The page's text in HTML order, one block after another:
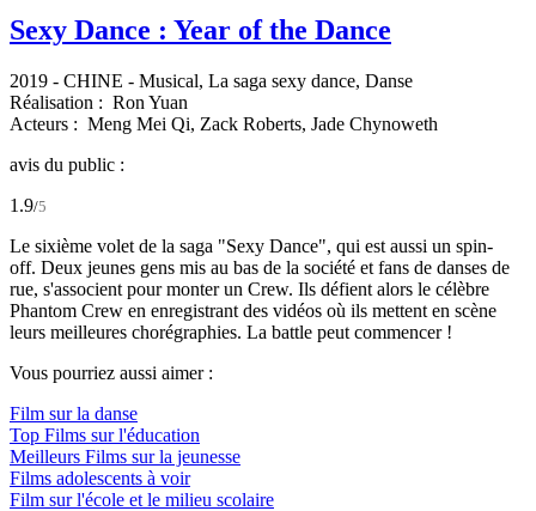
Sexy Dance : Year of the Dance
2019 - CHINE - Musical, La saga sexy dance, Danse
Réalisation : Ron Yuan
Acteurs : Meng Mei Qi, Zack Roberts, Jade Chynoweth
avis du public :
1.9/5
Le sixième volet de la saga "Sexy Dance", qui est aussi un spin-
off. Deux jeunes gens mis au bas de la société et fans de danses de
rue, s'associent pour monter un Crew. Ils défient alors le célèbre
Phantom Crew en enregistrant des vidéos où ils mettent en scène
leurs meilleures chorégraphies. La battle peut commencer !
Vous pourriez aussi aimer :
Film sur la danse
Top Films sur l'éducation
Meilleurs Films sur la jeunesse
Films adolescents à voir
Film sur l'école et le milieu scolaire